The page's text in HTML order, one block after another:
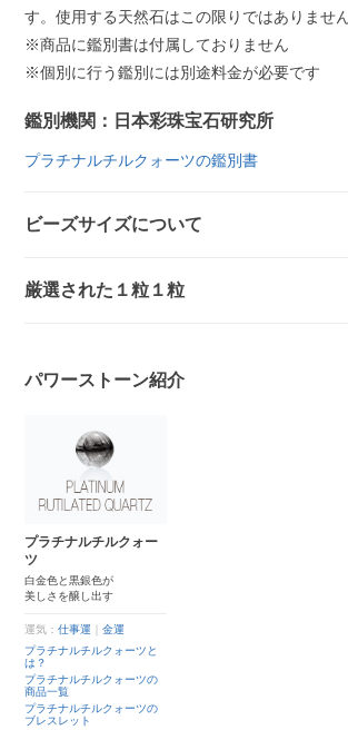
す。使用する天然石はこの限りではありませ
※商品に鑑別書は付属しておりません
※個別に行う鑑別には別途料金が必要です
鑑別機関：日本彩珠宝石研究所
プラチナルチルクォーツの鑑別書
ビーズサイズについて
厳選された１粒１粒
パワーストーン紹介
プラチナルチルクォー
ツ
白金色と黒銀色が
美しさを醸し出す
運気：仕事運 ｜金運
プラチナルチルクォーツと
は？
プラチナルチルクォーツの
商品一覧
プラチナルチルクォーツの
ブレスレット